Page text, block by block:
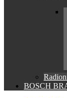
BOSCH